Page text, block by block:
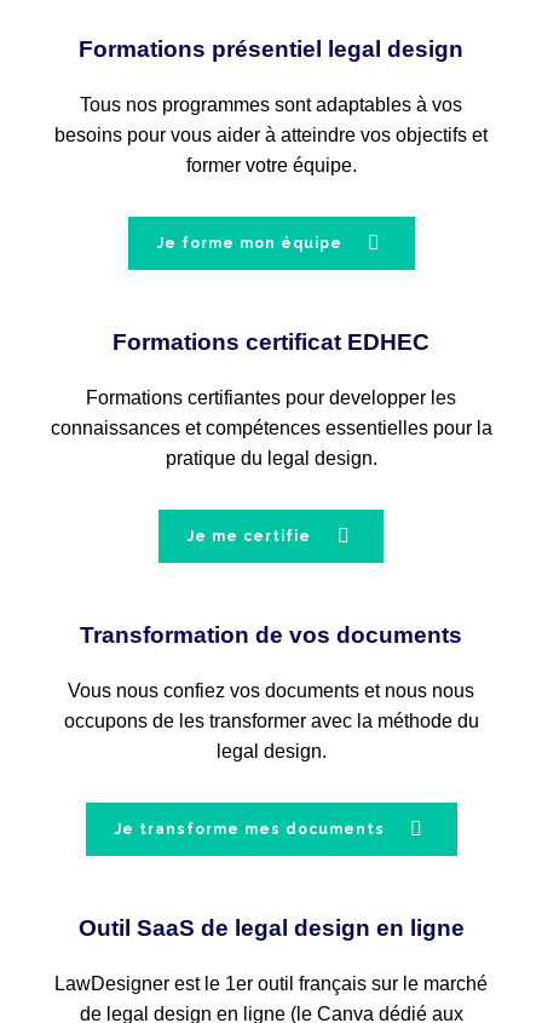
Formations présentiel legal design
Tous nos programmes sont adaptables à vos
besoins pour vous aider à atteindre vos objectifs et
former votre équipe.
Je forme mon équipe
Formations certificat EDHEC
Formations certifiantes pour developper les
connaissances et compétences essentielles pour la
pratique du legal design.
Je me certifie
Transformation de vos documents
Vous nous confiez vos documents et nous nous
occupons de les transformer avec la méthode du
legal design.
Je transforme mes documents
Outil SaaS de legal design en ligne
LawDesigner est le 1er outil français sur le marché
de legal design en ligne (le Canva dédié aux